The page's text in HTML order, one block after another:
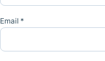
Email *